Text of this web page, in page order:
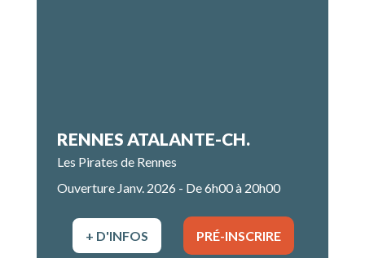
RENNES ATALANTE-CH.
Les Pirates de Rennes
Ouverture Janv. 2026 - De 6h00 à 20h00
+ D'INFOS PRÉ-INSCRIRE